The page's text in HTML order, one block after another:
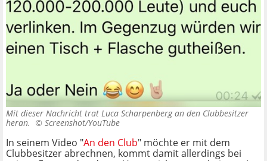
Mit dieser Nachricht trat Luca Scharpenberg an den Clubbesitzer
heran. © Screenshot/YouTube
In seinem Video "An den Club" möchte er mit dem
Clubbesitzer abrechnen, kommt damit allerdings bei